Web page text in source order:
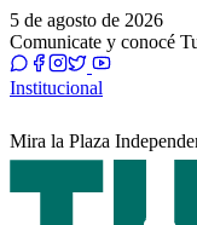
5 de agosto de 2026
Comunicate y conocé
Institucional
Mira la Plaza